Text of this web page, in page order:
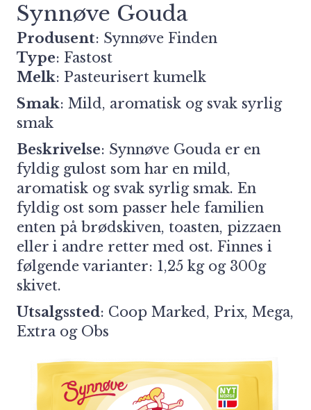
Synnøve Gouda
Produsent: Synnøve Finden
Type: Fastost
Melk: Pasteurisert kumelk
Smak: Mild, aromatisk og svak syrlig
smak
Beskrivelse: Synnøve Gouda er en
fyldig gulost som har en mild,
aromatisk og svak syrlig smak. En
fyldig ost som passer hele familien
enten på brødskiven, toasten, pizzaen
eller i andre retter med ost. Finnes i
følgende varianter: 1,25 kg og 300g
skivet.
Utsalgssted: Coop Marked, Prix, Mega,
Extra og Obs